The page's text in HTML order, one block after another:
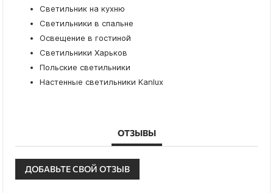
Светильник на кухню
Светильники в спальне
Освещение в гостиной
Светильники Харьков
Польские светильники
Настенные светильники Kanlux
ОТЗЫВЫ
ДОБАВЬТЕ СВОЙ ОТЗЫВ